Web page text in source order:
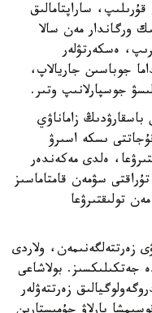
ساراپتامالىق
ورگاندار مەن سالا
ەسكەرتۋلەر
جوباسىن جاريالاپ،
جوسپارلانىپ وتىر.
زاماناۋي
ىسكە اسىرۋ
ەلدى مەكەندەر
سۋمەن قامتاماسىز
تولىقتىرۋعا
زەرتتەلگەنىمەن، ولاردى
جەتكىلىكسىز. بولاشاعى
زەرتتەۋلەر